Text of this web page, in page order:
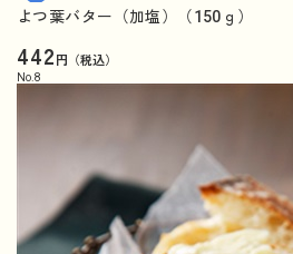
よつ葉バター（加塩）（150ｇ）
442円（税込）
No. 8